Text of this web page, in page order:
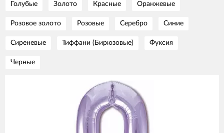
Голубые Золото Красные Оранжевые
Розовое золото Розовые Серебро Синие
Сиреневые Тиффани (Бирюзовые) Фуксия
Черные